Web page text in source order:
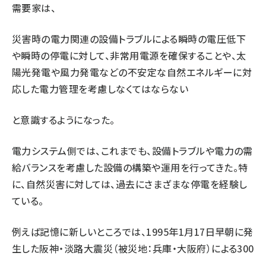
需要家は、
災害時の電力関連の設備トラブルによる瞬時の電圧低下
や瞬時の停電に対して、非常用電源を確保することや、太
陽光発電や風力発電などの不安定な自然エネルギーに対
応した電力管理を考慮しなくてはならない
と意識するようになった。
電力システム側では、これまでも、設備トラブルや電力の需
給バランスを考慮した設備の構築や運用を行ってきた。特
に、自然災害に対しては、過去にさまざまな停電を経験し
ている。
例えば記憶に新しいところでは、1995年1月17日早朝に発
生した阪神・淡路大震災（被災地：兵庫・大阪府）による300